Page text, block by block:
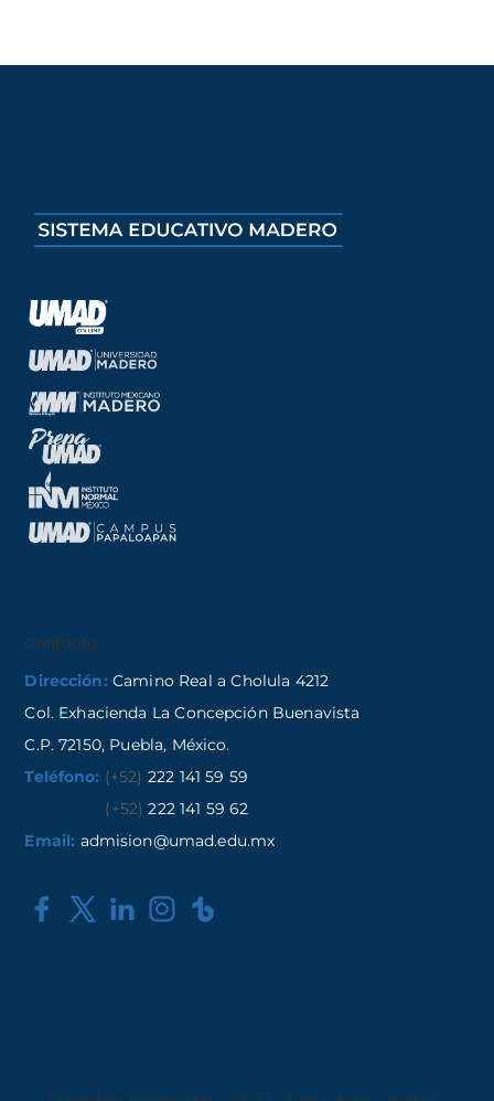
Contacto
Dirección: Camino Real a Cholula 4212
Col. Exhacienda La Concepción Buenavista
C.P. 72150, Puebla, México.
Teléfono: (+52) 222 141 59 59
(+52) 222 141 59 62
Email: admision@umad.edu.mx